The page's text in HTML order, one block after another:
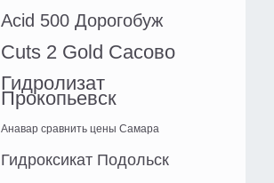
Acid 500 Дорогобуж
Cuts 2 Gold Сасово
Гидролизат
Прокопьевск
Анавар сравнить цены Самара
Гидроксикат Подольск